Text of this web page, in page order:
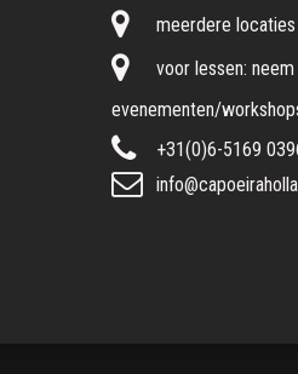
meerdere
voor lessen: neem
evenementen/
+31(0)6-5169